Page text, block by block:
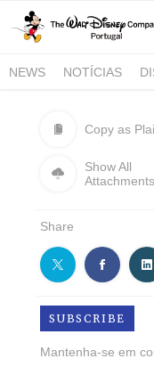
NEWS NOTÍCIAS
NATIONAL
Copy as
Show All
Attachments
Share
SUBSCRIBE
Mantenha-se em